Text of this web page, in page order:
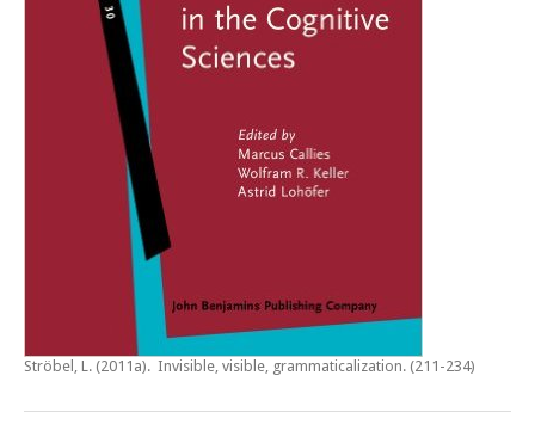
Ströbel, L. (2011a). Invisible, visible, grammaticalization. (211-234)